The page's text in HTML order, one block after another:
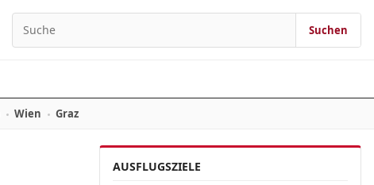
Suchen nach:
Suchen
Wien Graz
AUSFLUGSZIELE